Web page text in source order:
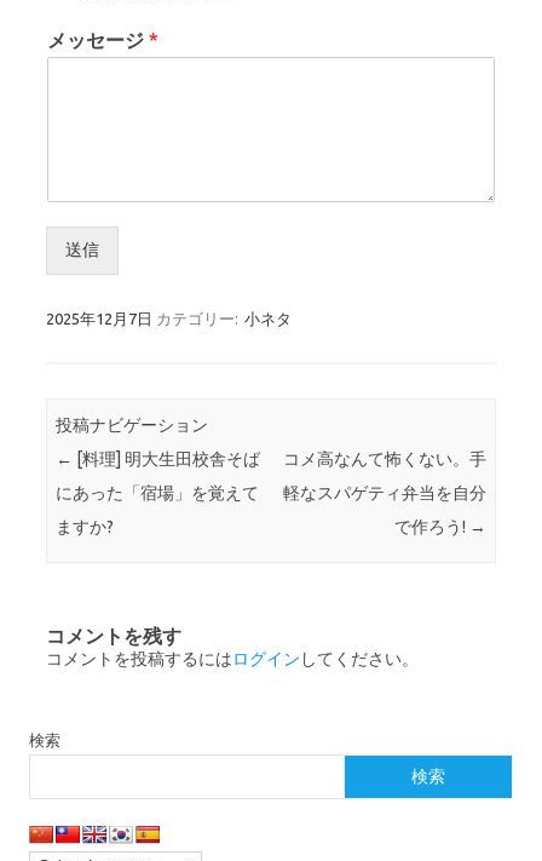
メッセージ *
送信
2025年12月7日 カテゴリー: 小ネタ
投稿ナビゲーション
← [料理] 明大生田校舎そば
にあった「宿場」を覚えて
ますか?
コメ高なんて怖くない。手
軽なスパゲティ弁当を自分
で作ろう! →
コメントを残す
コメントを投稿するにはログイン してください。
検索
検索